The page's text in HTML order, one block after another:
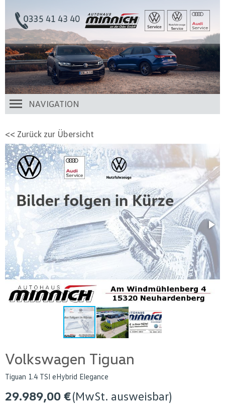
NAVIGATION
<< Zurück zur Übersicht
Volkswagen Tiguan
Tiguan 1.4 TSI eHybrid Elegance
29.989,00 €(MwSt. ausweisbar)